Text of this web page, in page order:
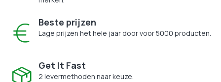
Beste prijzen
Lage prijzen het hele jaar door voor 5000 producten.
Get It Fast
2 levermethoden naar keuze.